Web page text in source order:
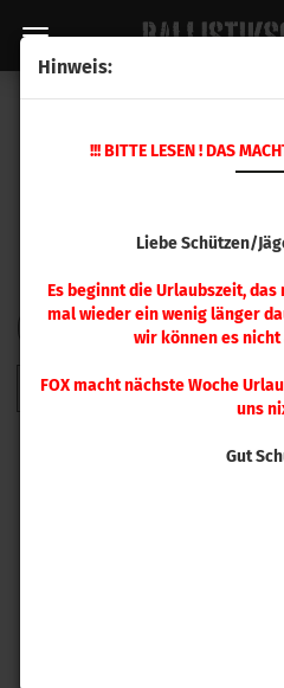
Hinweis:
!!! BITTE LESEN ! DAS
Liebe Schützen/
Es beginnt die Urlaubszeit,
mal wieder ein wenig länger
wir können es
FOX macht nächste Woche
uns
Gut
FILTERSortieren
Sortieren
2 3 4 5 6 7